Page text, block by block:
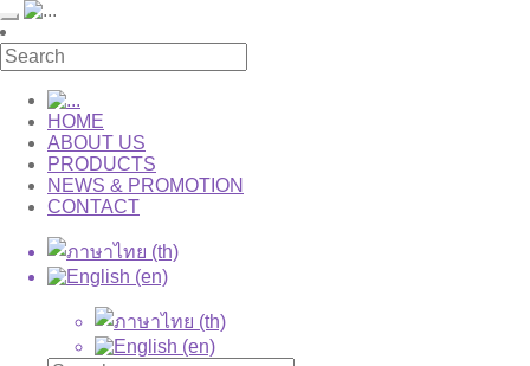
HOME
ABOUT US
PRODUCTS
NEWS & PROMOTION
CONTACT